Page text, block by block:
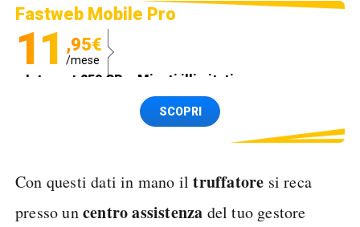
Fastweb Mobile Pro
11 ,95€
/mese
Internet 250 GB e Minuti illimitati
Spedizione SIM GRATISSCOPRI
Con questi dati in mano iltruffatore si reca
presso uncentro assistenza del tuo gestore